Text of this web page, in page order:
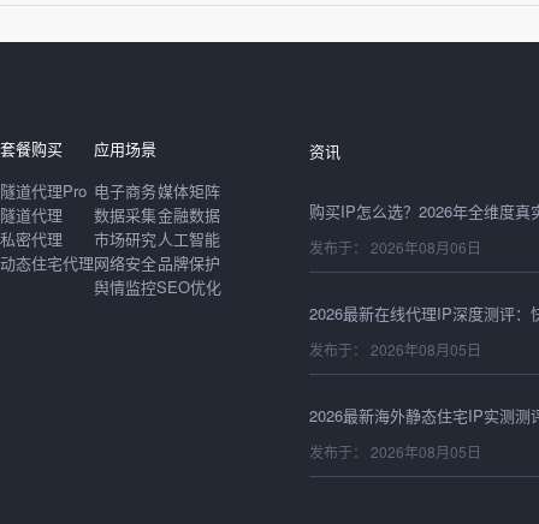
套餐购买
隧道代理Pro
隧道代理
私密代理
动态住宅代理
应用场景
电子商务
数据采集
市场研究
网络安全
舆情监控
媒体矩阵
金融数据
人工智能
品牌保护
SEO优化
资讯
发布于： 2026年08月06日
发布于： 2026年08月06日
发布于： 2026年08月05日
发布于： 2026年08月05日